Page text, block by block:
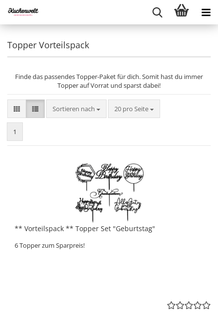
Topper Vorteilspack
Finde das passendes Topper-Paket für dich. Somit hast du immer
Topper auf Vorrat und sparst dabei!
Sortieren nach
Sortieren nach 20 pro Seite
pro Seite
1
** Vorteilspack ** Topper Set "Geburtstag"
6 Topper zum Sparpreis!